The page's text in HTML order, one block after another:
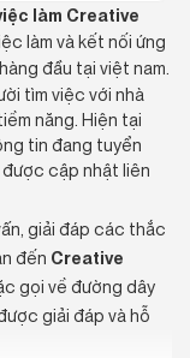
làm Creative
làm và kết nối ứng
hàng đầu tại việt nam.
tìm việc với nhà
năng. Hiện tại
tin đang tuyển
cập nhật liên
giải đáp các thắc
đến Creative
gọi về đường dây
giải đáp và hỗ